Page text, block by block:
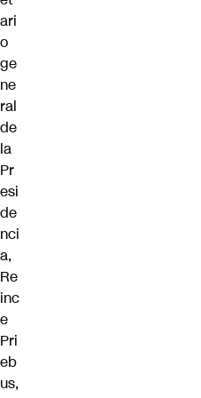
ari
o
ge
ne
ral
de
la
Pr
esi
de
nci
a,
Re
inc
e
Pri
eb
us,